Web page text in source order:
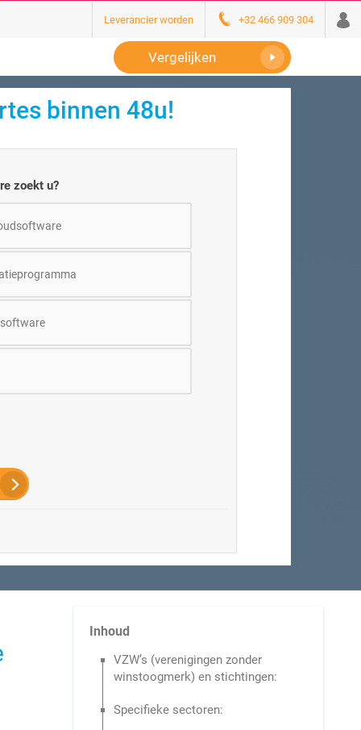
Leverancier worden +32 466 909 304
Vergelijken
binnen 48u!
zoekt u?
Inhoud
VZW’s (verenigingen zonder
winstoogmerk) en stichtingen:
Specifieke sectoren: